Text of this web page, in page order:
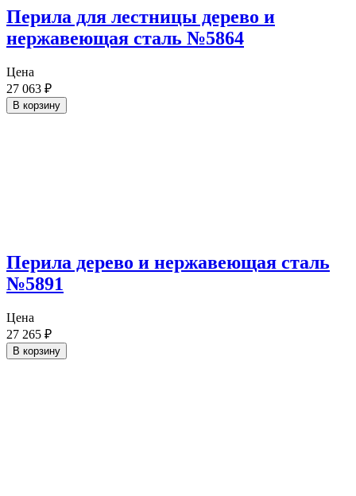
Перила для лестницы дерево и
нержавеющая сталь №5864
Цена
27 063 ₽
В корзину
Перила дерево и нержавеющая сталь
№5891
Цена
27 265 ₽
В корзину